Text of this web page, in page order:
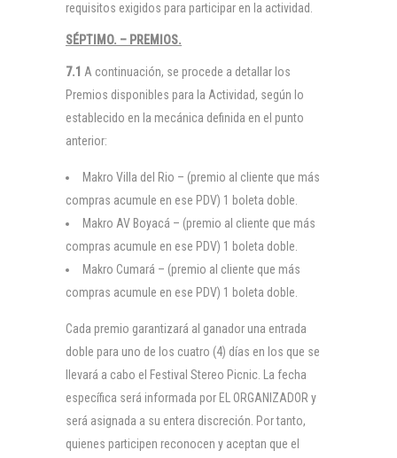
requisitos exigidos para participar en la actividad.
SÉPTIMO. – PREMIOS.
7.1 A continuación, se procede a detallar los
Premios disponibles para la Actividad, según lo
establecido en la mecánica definida en el punto
anterior:
Makro Villa del Rio – (premio al cliente que más
compras acumule en ese PDV) 1 boleta doble.
Makro AV Boyacá – (premio al cliente que más
compras acumule en ese PDV) 1 boleta doble.
Makro Cumará – (premio al cliente que más
compras acumule en ese PDV) 1 boleta doble.
Cada premio garantizará al ganador una entrada
doble para uno de los cuatro (4) días en los que se
llevará a cabo el Festival Stereo Picnic. La fecha
específica será informada por EL ORGANIZADOR y
será asignada a su entera discreción. Por tanto,
quienes participen reconocen y aceptan que el